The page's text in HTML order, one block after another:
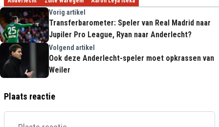
Vorig artikel
Transferbarometer: Speler van Real Madrid naar
Jupiler Pro League, Ryan naar Anderlecht?
Volgend artikel
Ook deze Anderlecht-speler moet opkrassen van
Weiler
Plaats reactie